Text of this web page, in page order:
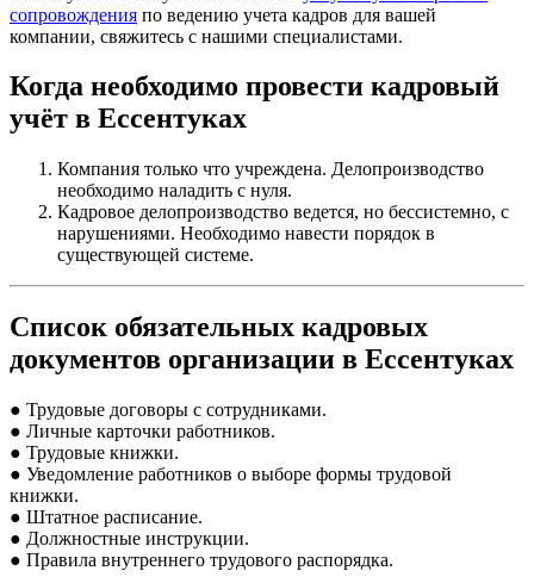
сопровождения по ведению учета кадров для вашей
компании, свяжитесь с нашими специалистами.
Когда необходимо провести кадровый
учёт в Ессентуках
Компания только что учреждена. Делопроизводство
необходимо наладить с нуля.
Кадровое делопроизводство ведется, но бессистемно, с
нарушениями. Необходимо навести порядок в
существующей системе.
Список обязательных кадровых
документов организации в Ессентуках
● Трудовые договоры с сотрудниками.
● Личные карточки работников.
● Трудовые книжки.
● Уведомление работников о выборе формы трудовой
книжки.
● Штатное расписание.
● Должностные инструкции.
● Правила внутреннего трудового распорядка.